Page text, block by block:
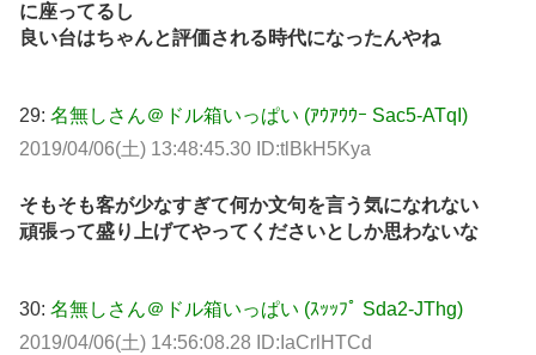
に座ってるし
良い台はちゃんと評価される時代になったんやね
29: 名無しさん＠ドル箱いっぱい (ｱｳｱｳｳｰ Sac5-ATqI)
2019/04/06(土) 13:48:45.30 ID:tlBkH5Kya
そもそも客が少なすぎて何か文句を言う気になれない
頑張って盛り上げてやってくださいとしか思わないな
30: 名無しさん＠ドル箱いっぱい (ｽｯｯﾌﾟ Sda2-JThg)
2019/04/06(土) 14:56:08.28 ID:IaCrlHTCd